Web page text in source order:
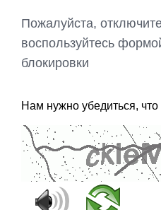
Пожалуйста,
воспользуйтесь
блокировки
Нам нужно убедиться,